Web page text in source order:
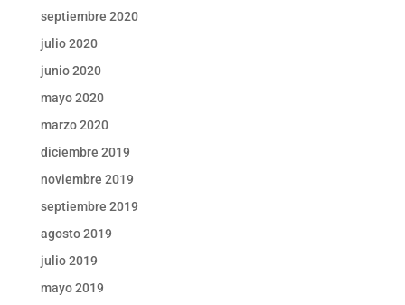
septiembre 2020
julio 2020
junio 2020
mayo 2020
marzo 2020
diciembre 2019
noviembre 2019
septiembre 2019
agosto 2019
julio 2019
mayo 2019